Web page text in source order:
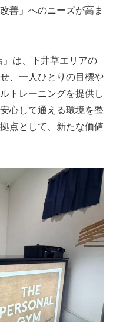
善」へのニーズが高ま
」は、下井草エリアの
、一人ひとりの目標や
トレーニングを提供し
心して通える環境を整
点として、新たな価値